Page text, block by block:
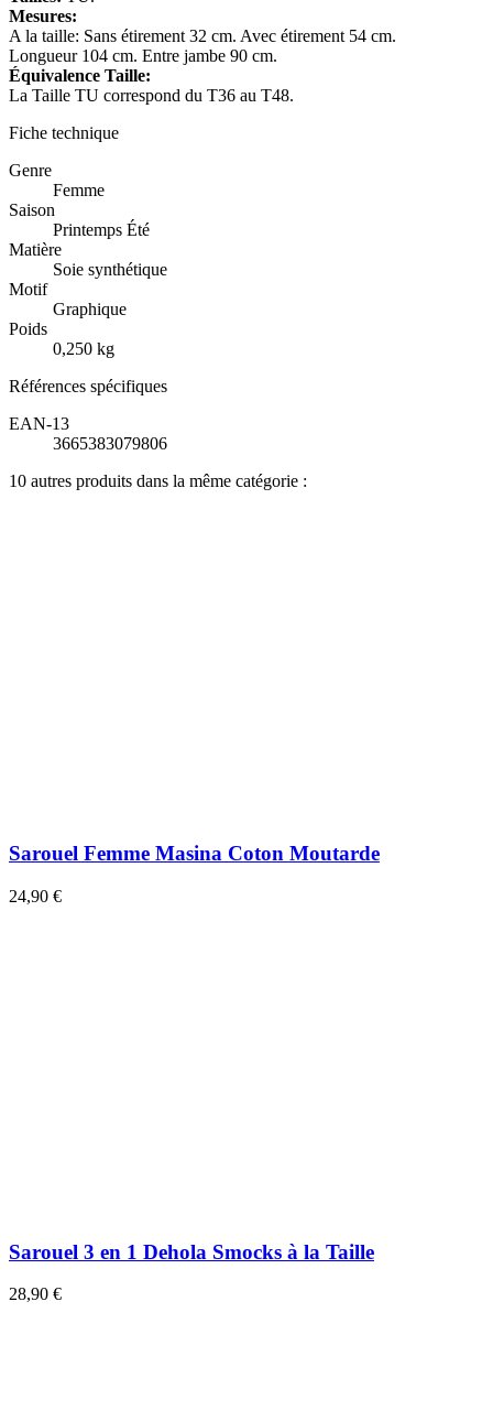
Mesures:
A la taille: Sans étirement 32 cm. Avec étirement 54 cm.
Longueur 104 cm. Entre jambe 90 cm.
Équivalence Taille:
La Taille TU correspond du T36 au T48.
Fiche technique
Genre
Femme
Saison
Printemps Été
Matière
Soie synthétique
Motif
Graphique
Poids
0,250 kg
Références spécifiques
EAN-13
3665383079806
10 autres produits dans la même catégorie :
Sarouel Femme Masina Coton Moutarde
24,90 €
Sarouel 3 en 1 Dehola Smocks à la Taille
28,90 €